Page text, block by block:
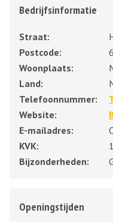
Bedrijfsinformatie
Straat:
Postcode:
Woonplaats:
Land:
Telefoonnummer:
Website:
E-mailadres:
KVK:
Bijzonderheden:
Openingstijden